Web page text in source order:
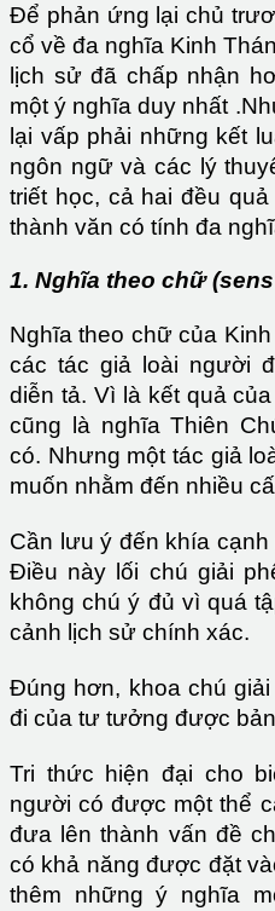
Để phản ứng lại chủ
cổ về đa nghĩa Kinh
lịch sử đã chấp nhận
một ý nghĩa duy nhất
lại vấp phải những kết
ngôn ngữ và các lý
triết học, cả hai đều
thành văn có tính đa
1. Nghĩa theo chữ
Nghĩa theo chữ của
các tác giả loài người
diễn tả. Vì là kết quả
cũng là nghĩa Thiên
có. Nhưng một tác giả
muốn nhằm đến nhiều
Cần lưu ý đến khía
Điều này lối chú giải
không chú ý đủ vì quá
cảnh lịch sử chính xác.
Đúng hơn, khoa chú
đi của tư tưởng được
Tri thức hiện đại cho
người có được một thể
đưa lên thành vấn đề
có khả năng được đặt
thêm những ý nghĩa